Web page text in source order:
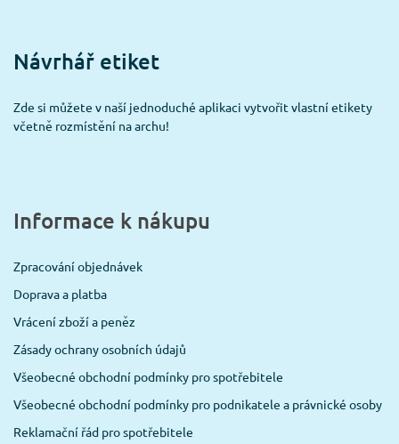
Návrhář etiket
Zde si můžete v naší jednoduché aplikaci vytvořit vlastní etikety
včetně rozmístění na archu!
Informace k nákupu
Zpracování objednávek
Doprava a platba
Vrácení zboží a peněz
Zásady ochrany osobních údajů
Všeobecné obchodní podmínky pro spotřebitele
Všeobecné obchodní podmínky pro podnikatele a právnické osoby
Reklamační řád pro spotřebitele